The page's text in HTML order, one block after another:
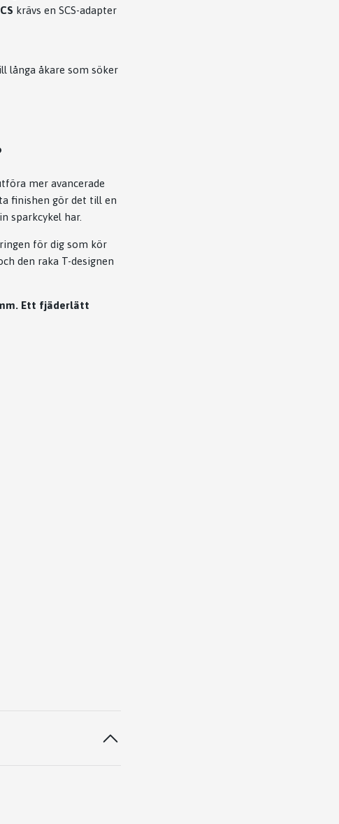
krävs en SCS-adapter
långa åkare som söker
mer avancerade
finishen gör det till en
sparkcykel har.
för dig som kör
den raka T-designen
Ett fjäderlätt